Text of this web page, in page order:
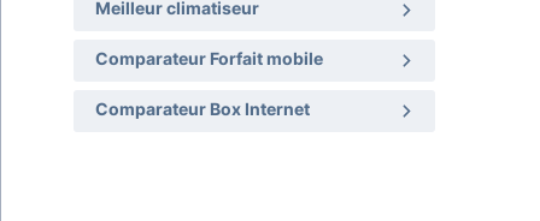
Meilleur climatiseur
Comparateur Forfait mobile
Comparateur Box Internet